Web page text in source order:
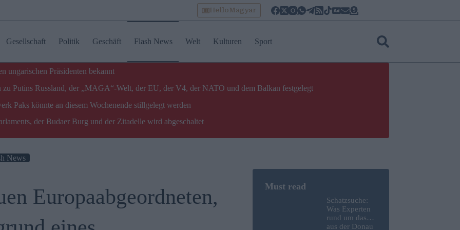
HelloMagyar
Gesellschaft Politik Geschäft Flash News Welt Kulturen Sport
ungarischen Präsidenten bekannt
Putins Russland, der „MAGA“-Welt, der EU, der V4, der NATO und dem Balkan festgelegt
Paks könnte an diesem Wochenende stillgelegt werden
der Budaer Burg und der Zitadelle wird abgeschaltet
News
Europaabgeordneten,
Schatzsuche:
Was Experten
rund um das
aus der Donau